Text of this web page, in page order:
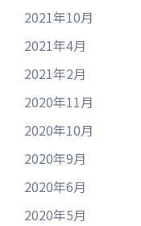
2021年10月
2021年4月
2021年2月
2020年11月
2020年10月
2020年9月
2020年6月
2020年5月